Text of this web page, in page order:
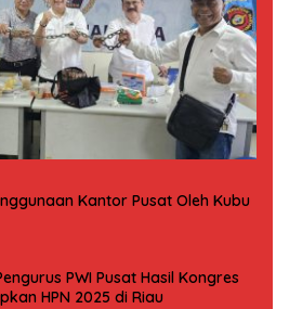
Kantor Pusat Oleh Kubu
PWI Pusat Hasil Kongres
HPN 2025 di Riau